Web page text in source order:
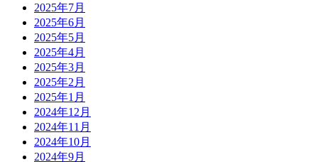
2025年7月
2025年6月
2025年5月
2025年4月
2025年3月
2025年2月
2025年1月
2024年12月
2024年11月
2024年10月
2024年9月